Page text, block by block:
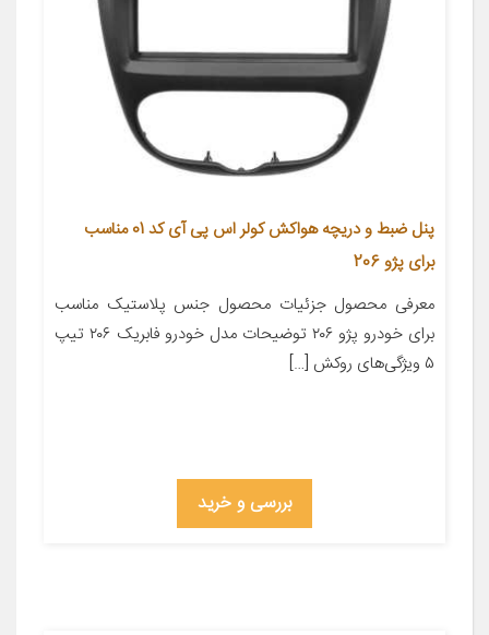
پنل ضبط و دریچه هواکش کولر اس پی آی کد 01 مناسب
برای پژو 206
معرفی محصول جزئیات محصول جنس پلاستیک مناسب
برای خودرو پژو ۲۰۶ توضیحات مدل خودرو فابریک ۲۰۶ تیپ
۵ ویژگی‌های روکش […]
بررسی و خرید